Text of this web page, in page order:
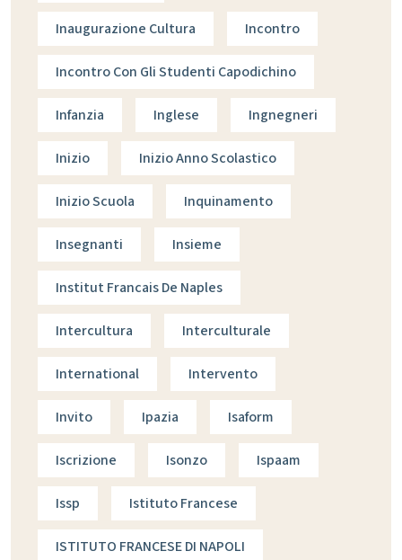
Inaugurazione Cultura Incontro
Incontro Con Gli Studenti Capodichino
Infanzia Inglese Ingnegneri
Inizio Inizio Anno Scolastico
Inizio Scuola Inquinamento
Insegnanti Insieme
Institut Francais De Naples
Intercultura Interculturale
International Intervento
Invito Ipazia Isaform
Iscrizione Isonzo Ispaam
Issp Istituto Francese
ISTITUTO FRANCESE DI NAPOLI